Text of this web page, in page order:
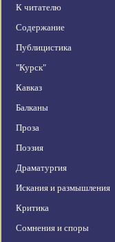
К читателю
Содержание
Публицистика
"Курск"
Кавказ
Балканы
Проза
Поэзия
Драматургия
Искания и размышления
Критика
Сомнения и споры